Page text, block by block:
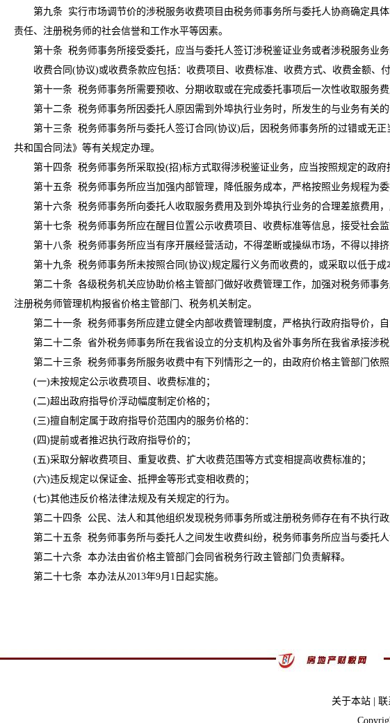
第九条 实行市场调节价的涉税服务收费项目由税务师事务所与委托人协商确定具体
责任、注册税务师的社会信誉和工作水平等因素。
第十条 税务师事务所接受委托，应当与委托人签订涉税鉴证业务或者涉税服务业务
收费合同(协议)或收费条款应包括：收费项目、收费标准、收费方式、收费金额、付
第十一条 税务师事务所需要预收、分期收取或在完成委托事项后一次性收取服务费
第十二条 税务师事务所因委托人原因需到外埠执行业务时，所发生的与业务有关的
第十三条 税务师事务所与委托人签订合同(协议)后，因税务师事务所的过错或无正
共和国合同法》等有关规定办理。
第十四条 税务师事务所采取投(招)标方式取得涉税鉴证业务，应当按照规定的政府
第十五条 税务师事务所应当加强内部管理，降低服务成本，严格按照业务规程为委
第十六条 税务师事务所向委托人收取服务费用及到外埠执行业务的合理差旅费用，
第十七条 税务师事务所应在醒目位置公示收费项目、收费标准等信息，接受社会监
第十八条 税务师事务所应当有序开展经营活动，不得垄断或操纵市场，不得以排挤
第十九条 税务师事务所未按照合同(协议)规定履行义务而收费的，或采取以低于成
第二十条 各级税务机关应协助价格主管部门做好收费管理工作，加强对税务师事务
注册税务师管理机构报省价格主管部门、税务机关制定。
第二十一条 税务师事务所应建立健全内部收费管理制度，严格执行政府指导价，自
第二十二条 省外税务师事务所在我省设立的分支机构及省外事务所在我省承接涉税
第二十三条 税务师事务所服务收费中有下列情形之一的，由政府价格主管部门依照
(一)未按规定公示收费项目、收费标准的；
(二)超出政府指导价浮动幅度制定价格的；
(三)擅自制定属于政府指导价范围内的服务价格的：
(四)提前或者推迟执行政府指导价的；
(五)采取分解收费项目、重复收费、扩大收费范围等方式变相提高收费标准的；
(六)违反规定以保证金、抵押金等形式变相收费的；
(七)其他违反价格法律法规及有关规定的行为。
第二十四条 公民、法人和其他组织发现税务师事务所或注册税务师存在有不执行政
第二十五条 税务师事务所与委托人之间发生收费纠纷，税务师事务所应当与委托人
第二十六条 本办法由省价格主管部门会同省税务行政主管部门负责解释。
第二十七条 本办法从2013年9月1日起实施。
关于本站 联